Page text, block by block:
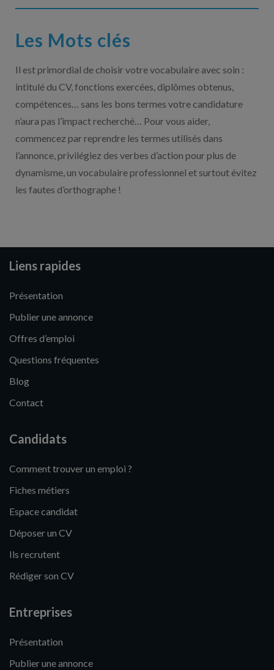
Les Mots clés
Il est primordial de choisir votre vocabulaire avec soin :
intitulé du CV, fonctions exercées, diplômes obtenus,
compétences… sans les bons termes votre candidature
n’aura pas l’impact recherché… Pour vous aider,
commencez par reprendre les termes utilisés dans
l’annonce, privilégiez des verbes d’action pour plus de
dynamisme, un vocabulaire professionnel et surtout évitez
les fautes d’orthographe !
Liens rapides
Présentation
Publier une annonce
Offres d’emploi
Questions fréquentes
Blog
Contact
Candidats
Comment trouver un emploi ?
Fiches métiers
Espace candidat
Déposer un CV
Ils recrutent
Rédiger son CV
Entreprises
Présentation
Publier une annonce